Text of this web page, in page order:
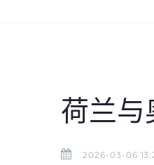
荷兰与
2026-03-06